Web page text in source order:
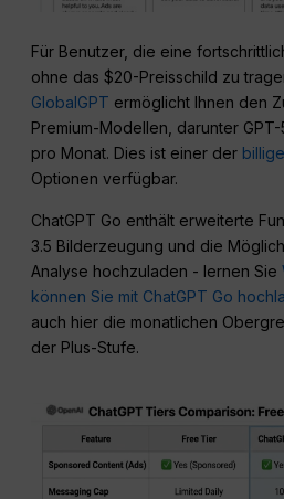
Für Benutzer, die eine
ohne das $20-Preisschild zu
GlobalGPT ermöglicht Ihnen den
Premium-Modellen, darunter
pro Monat. Dies ist einer der
Optionen verfügbar.
ChatGPT Go enthält erweiterte
3.5 Bilderzeugung und die
Analyse hochzuladen - lernen Sie
können Sie mit ChatGPT Go
auch hier die monatlichen
der Plus-Stufe.